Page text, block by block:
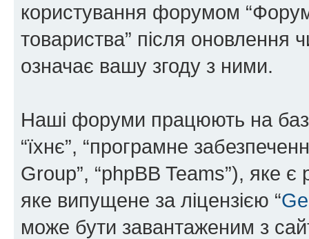
користування форумом
товариства” після оновлення
означає вашу згоду з ними.
Наші форуми працюють на
“їхнє”, “програмне
Group”, “phpBB Teams”), яке
яке випущене за ліцензією “
може бути завантаженим з